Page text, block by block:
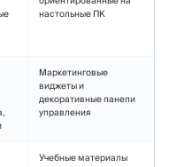
настольные ПК
Маркетинговые
виджеты и
декоративные панели
управления
Учебные материалы